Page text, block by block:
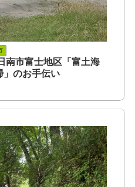
南市富士地区「富土海
」のお手伝い